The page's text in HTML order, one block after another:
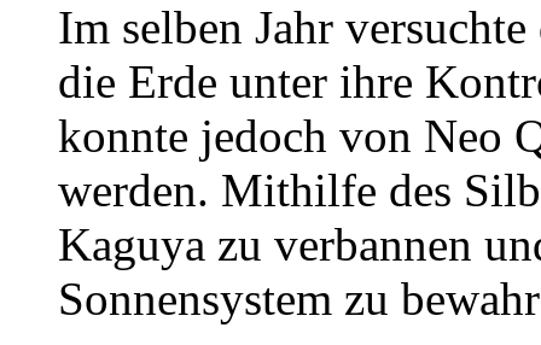
Im selben Jahr
die Erde unter ihre
konnte jedoch von Neo
werden. Mithilfe des
Kaguya zu verbannen
Sonnensystem zu